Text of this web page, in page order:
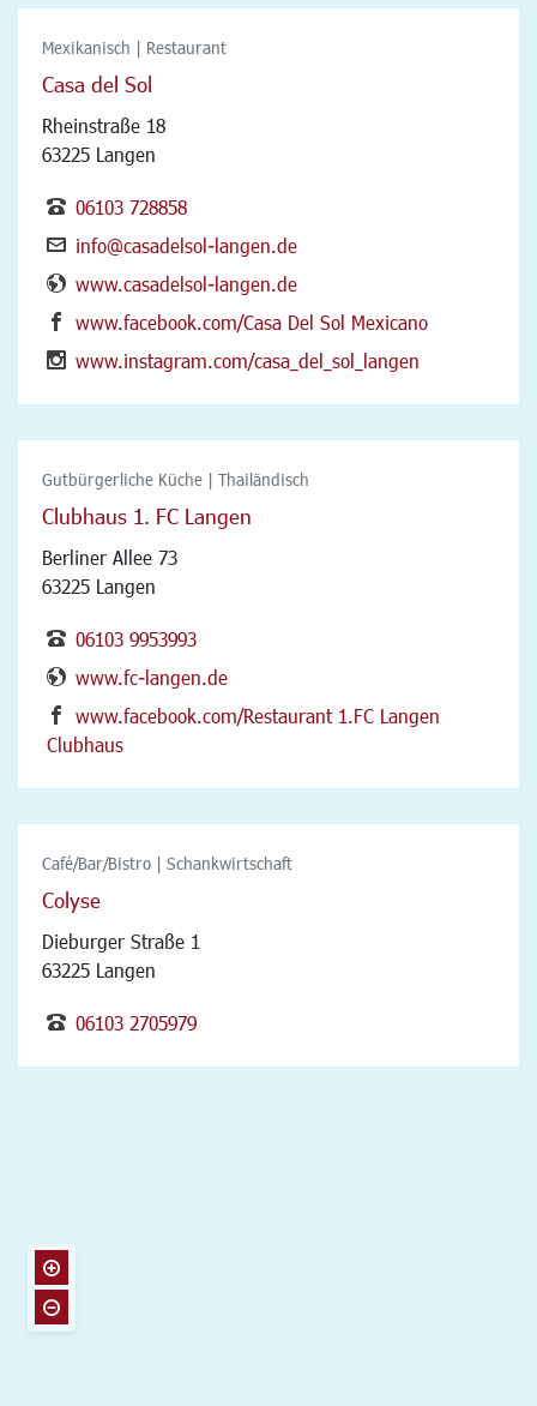
Mexikanisch | Restaurant
Casa del Sol
Rheinstraße 18
63225 Langen
06103 728858
info@casadelsol-langen.de
www.casadelsol-langen.de
www.facebook.com/Casa Del Sol Mexicano
www.instagram.com/casa_del_sol_langen
Gutbürgerliche Küche | Thailändisch
Clubhaus 1. FC Langen
Berliner Allee 73
63225 Langen
06103 9953993
www.fc-langen.de
www.facebook.com/Restaurant 1.FC Langen
Clubhaus
Café/Bar/Bistro | Schankwirtschaft
Colyse
Dieburger Straße 1
63225 Langen
06103 2705979